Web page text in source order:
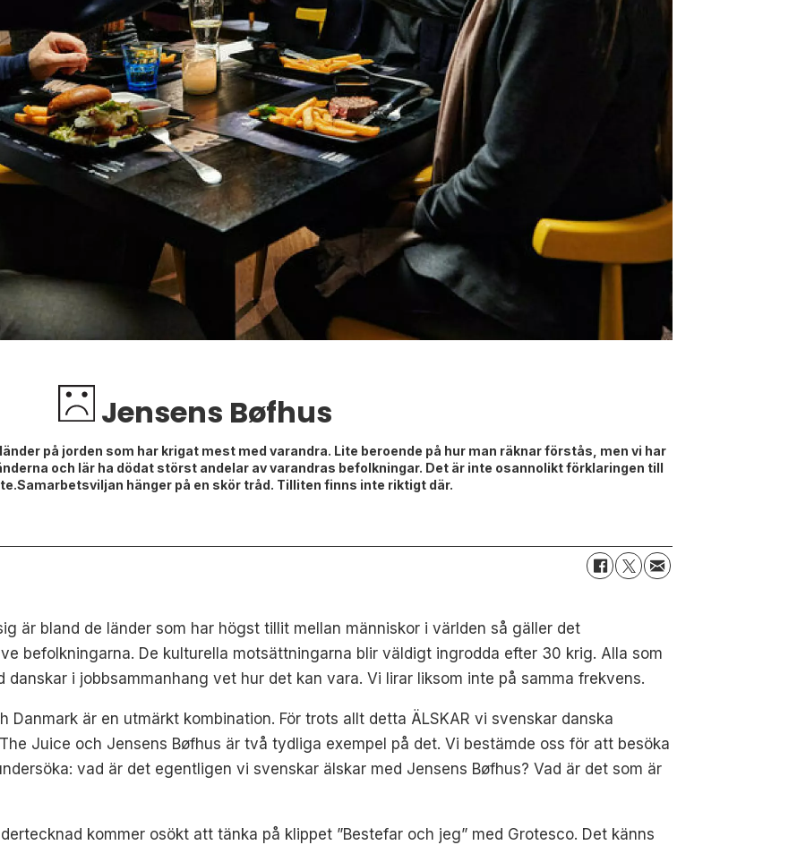
Jensens Bøfhus
på jorden som har krigat mest med varandra. Lite beroende på hur man räknar förstås, men vi har
och lär ha dödat störst andelar av varandras befolkningar. Det är inte osannolikt förklaringen till
hänger på en skör tråd. Tilliten finns inte riktigt där.
är bland de länder som har högst tillit mellan människor i världen så gäller det
befolkningarna. De kulturella motsättningarna blir väldigt ingrodda efter 30 krig. Alla som
i jobbsammanhang vet hur det kan vara. Vi lirar liksom inte på samma frekvens.
Danmark är en utmärkt kombination. För trots allt detta ÄLSKAR vi svenskar danska
Juice och Jensens Bøfhus är två tydliga exempel på det. Vi bestämde oss för att besöka
vad är det egentligen vi svenskar älskar med Jensens Bøfhus? Vad är det som är
kommer osökt att tänka på klippet ”Bestefar och jeg” med Grotesco. Det känns